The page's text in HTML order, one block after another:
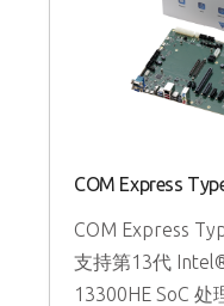
COM Express
COM Express
支持第13代
13300HE SoC 处